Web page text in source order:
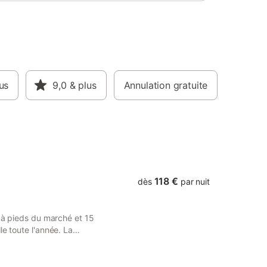
09 -
9,0 & plus Annulation gratuite
pieds du marché et 15
toute l'année. La
vue et un accès direct
dès 118 € par nuit